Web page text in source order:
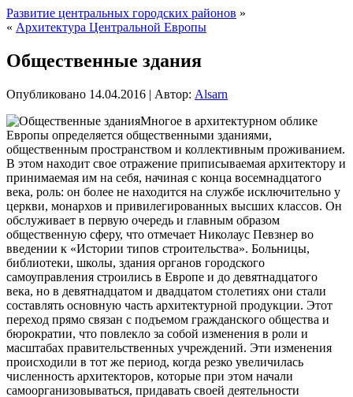
Развитие центральных городских районов »
« Архитектура Центральной Европы
Общественные здания
Опубликовано 14.04.2016 | Автор: Alsarn
Многое в архитектурном облике
Европы определяется общественными зданиями,
общественным пространством и коллективным проживанием.
В этом находит свое отражение приписываемая архитектору и
принимаемая им на себя, начиная с конца восемнадцатого
века, роль: он более не находится на службе исключительно у
церкви, монархов и привилегированных высших классов. Он
обслуживает в первую очередь и главным образом
общественную сферу, что отмечает Николаус Певзнер во
введении к «Истории типов строительства». Больницы,
библиотеки, школы, здания органов городского
самоуправления строились в Европе и до девятнадцатого
века, но в девятнадцатом и двадцатом столетиях они стали
составлять основную часть архитектурной продукции. Этот
переход прямо связан с подъемом гражданского общества и
бюрократии, что повлекло за собой изменения в роли и
масштабах правительственных учреждений. Эти изменения
происходили в тот же период, когда резко увеличилась
численность архитекторов, которые при этом начали
самоорганизовываться, придавать своей деятельности